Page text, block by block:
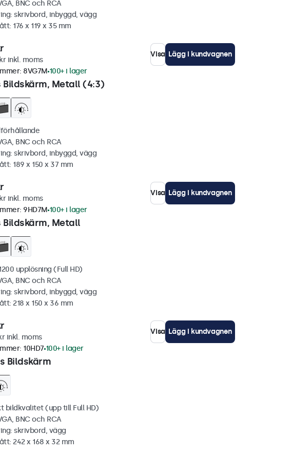
BNC och RCA
skrivbord, inbyggd, vägg
176 x 119 x 35 mm
inkl. moms
Visa Lägg i kundvagnen
Bildskärm, Metall (4:3)
8VG7M 100+ i lager
BNC och RCA
skrivbord, inbyggd, vägg
189 x 150 x 37 mm
inkl. moms
Visa Lägg i kundvagnen
Bildskärm, Metall
9HD7M 100+ i lager
upplösning (Full HD)
BNC och RCA
skrivbord, inbyggd, vägg
218 x 150 x 36 mm
inkl. moms
Visa Lägg i kundvagnen
Bildskärm
10HD7 100+ i lager
bildkvalitet (upp till Full HD)
BNC och RCA
skrivbord, vägg
242 x 168 x 32 mm